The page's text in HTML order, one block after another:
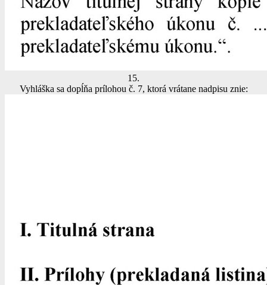
15.
Vyhláška sa dopĺňa prílohou č. 7, ktorá vrátane nadpisu znie: